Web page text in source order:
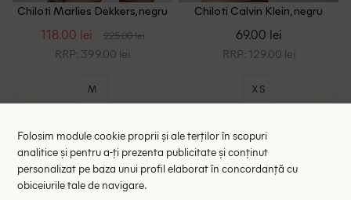
Chiloti Marlies Dekkers, negru
118.00 lei 225.00 lei
RRP: 399.00 lei
M
Chiloti Calvin Klein, negru
69.00 lei
RRP: 129.00 lei
XS
- 40% - 60%
Folosim module cookie proprii și ale terților în scopuri
analitice și pentru a-ți prezenta publicitate și conținut
personalizat pe baza unui profil elaborat în concordanță cu
obiceiurile tale de navigare.